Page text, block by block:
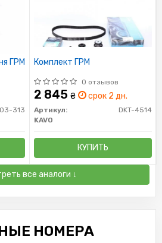
ГРМ
313
Комплект ГРМ
0 отзывов
2 845 ₴ срок 2 дн.
Артикул:
DKT-4514
KAVO
КУПИТЬ
все аналоги ↓
НОМЕРА